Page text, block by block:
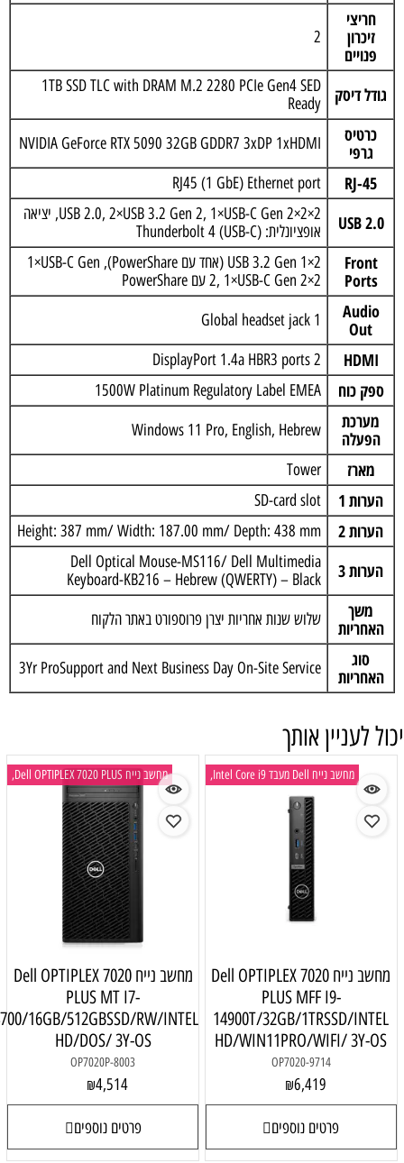
חריצי
זיכרון
פנויים
גודל דיסק
1TB SSD TLC with DRAM M.2 2280 PCIe Gen4 SED
Ready
כרטיס
גרפי
NVIDIA GeForce RTX 5090 32GB GDDR7 3xDP 1xHDMI
RJ-45
RJ45 (1 GbE) Ethernet port
USB 2.0
2×USB 2.0, 2×USB 3.2 Gen 2, 1×USB-C Gen 2×2, יציאה
אופציונלית: Thunderbolt 4 (USB-C)
Front
Ports
2×USB 3.2 Gen 1 (אחד עם PowerShare), 1×USB-C Gen
2, 1×USB-C Gen 2×2 עם PowerShare
Audio
Out
HDMI
ספק כוח 1500W Platinum Regulatory Label EMEA
מערכת
הפעלה
Windows 11 Pro, English, Hebrew
מארז Tower
הערות 1 SD-card slot
הערות 2 Height: 387 mm/ Width: 187.00 mm/ Depth: 438 mm
הערות 3
Dell Optical Mouse-MS116/ Dell Multimedia
Keyboard-KB216 – Hebrew (QWERTY) – Black
משך
האחריות
שלוש שנות אחריות יצרן פרוספורט באתר הלקוח
סוג
האחריות
3Yr ProSupport and Next Business Day On-Site Service
לעניין אותך
מחשב נייח Dell מעבד Intel Core i9,
מחשב נייח Dell OPTIPLEX 7020
PLUS MFF I9-
14900T/32GB/1TRSSD/INTEL
HD/WIN11PRO/WIFI/ 3Y-OS
OP7020-9714
₪6,419
פרטים נוספים
מחשב נייח Dell OPTIPLEX 7020 PLUS,
מחשב נייח Dell OPTIPLEX 7020
PLUS MT I7-
14700/16GB/512GBSSD/RW/INTEL
HD/DOS/ 3Y-OS
OP7020P-8003
₪4,514
פרטים נוספים